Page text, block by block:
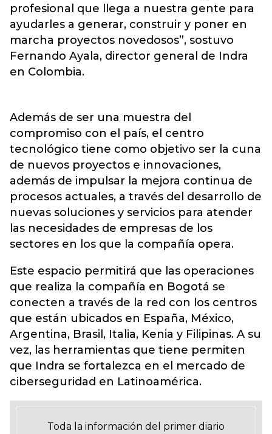
profesional que llega a nuestra gente para
ayudarles a generar, construir y poner en
marcha proyectos novedosos”, sostuvo
Fernando Ayala, director general de Indra
en Colombia.
Además de ser una muestra del
compromiso con el país, el centro
tecnológico tiene como objetivo ser la cuna
de nuevos proyectos e innovaciones,
además de impulsar la mejora continua de
procesos actuales, a través del desarrollo de
nuevas soluciones y servicios para atender
las necesidades de empresas de los
sectores en los que la compañía opera.
Este espacio permitirá que las operaciones
que realiza la compañía en Bogotá se
conecten a través de la red con los centros
que están ubicados en España, México,
Argentina, Brasil, Italia, Kenia y Filipinas. A su
vez, las herramientas que tiene permiten
que Indra se fortalezca en el mercado de
ciberseguridad en Latinoamérica.
Toda la información del primer diario